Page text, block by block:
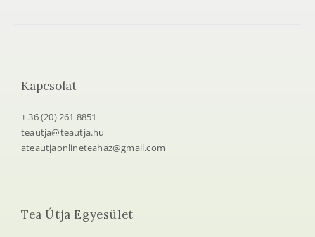
Kapcsolat
+ 36 (20) 261 8851
teautja@teautja.hu
ateautjaonlineteahaz@gmail.com
Tea Útja Egyesület